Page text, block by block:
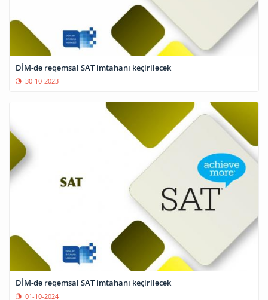
DİM-də rəqəmsal SAT imtahanı keçiriləcək
30-10-2023
DİM-də rəqəmsal SAT imtahanı keçiriləcək
01-10-2024